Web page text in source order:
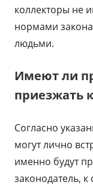
коллекторы не
нормами
людьми.
Имеют ли
приезжать
Согласно
могут лично
именно будут
законодатель,